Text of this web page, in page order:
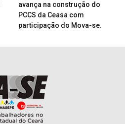
avança na construção do
PCCS da Ceasa com
participação do Mova-se.